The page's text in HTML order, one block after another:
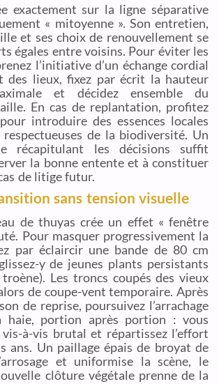
exactement sur la ligne séparative
« mitoyenne ». Son entretien,
et ses choix de renouvellement se
égales entre voisins. Pour éviter les
l’initiative d’un échange cordial
des lieux, fixez par écrit la hauteur
et décidez ensemble du
En cas de replantation, profitez
introduire des essences locales
de la biodiversité. Un
récapitulant les décisions suffit
la bonne entente et à constituer
de litige futur.
sans tension visuelle
de thuyas crée un effet « fenêtre
Pour masquer progressivement la
par éclaircir une bande de 80 cm
y de jeunes plants persistants
Les troncs coupés des vieux
de coupe-vent temporaire. Après
de reprise, poursuivez l’arrachage
haie, portion après portion : vous
à-vis brutal et répartissez l’effort
ans. Un paillage épais de broyat de
et uniformise la scène, le
clôture végétale prenne de la